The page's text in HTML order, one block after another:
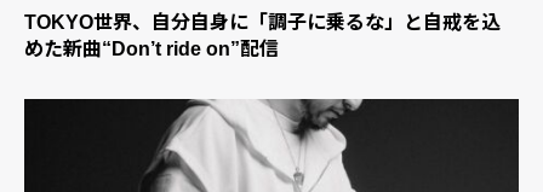
TOKYO世界、自分自身に「調子に乗るな」と自戒を込
めた新曲“Don’t ride on”配信